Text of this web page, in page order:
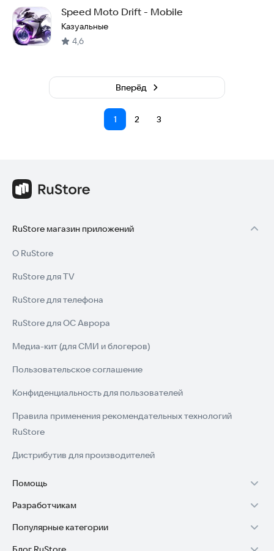
Speed Moto Drift - Mobile
Казуальные
4,6
1 2 3
Вперёд
RuStore магазин приложений
О RuStore
RuStore для TV
RuStore для телефона
RuStore для ОС Аврора
Медиа-кит (для СМИ и блогеров)
Пользовательское соглашение
Конфиденциальность для пользователей
Правила применения рекомендательных технологий
RuStore
Дистрибутив для производителей
Помощь
Установка RuStore на TV
Установка RuStore на телефон
Разработчикам
Зарабатывать с RuStore
Популярные категории